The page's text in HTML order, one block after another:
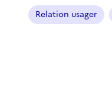
Relation usager